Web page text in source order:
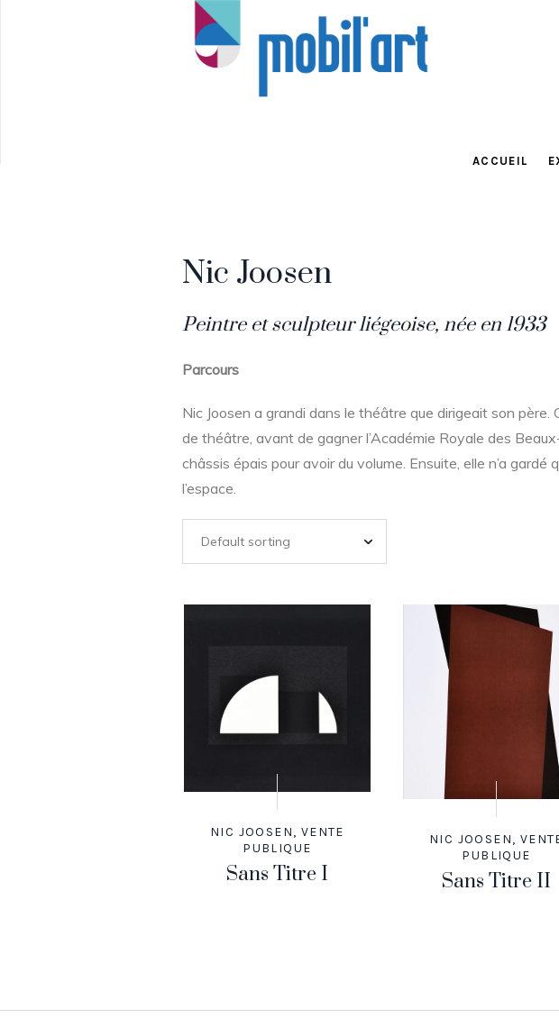
ACCUEIL
Nic Joosen
Peintre et sculpteur liégeoise, née en 1933
Parcours
Nic Joosen a grandi dans le théâtre que dirigeait son
de théâtre, avant de gagner l’Académie Royale des
châssis épais pour avoir du volume. Ensuite, elle n’a
l’espace.
NIC JOOSEN, VENTE
PUBLIQUE
Sans Titre I
NIC JOOSEN,
PUBLIQUE
Sans Titre II